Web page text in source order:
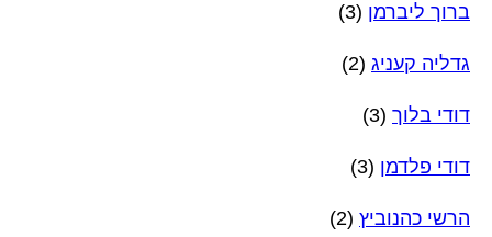
ברוך ליברמן (3)
גדליה קעניג (2)
דודי בלוך (3)
דודי פלדמן (3)
הרשי כהנוביץ (2)